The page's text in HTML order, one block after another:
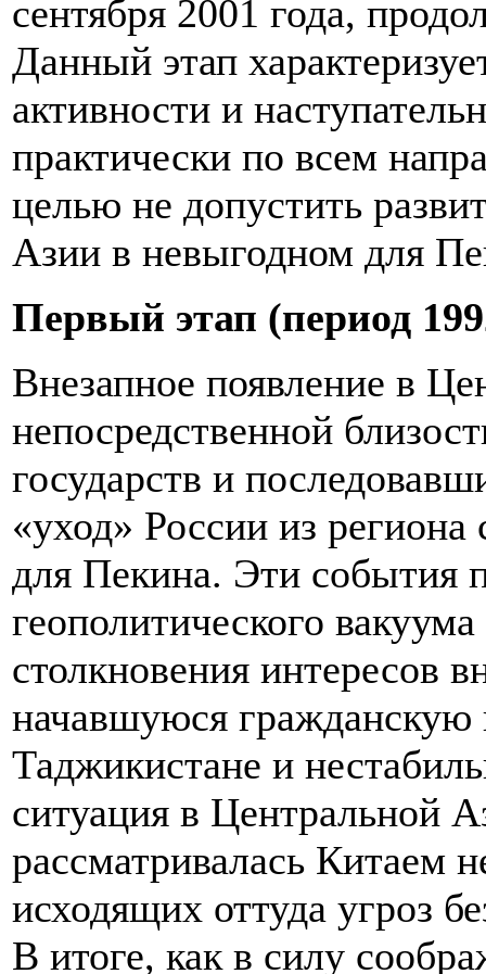
сентября 2001 года,
Данный этап
активности и
практически по всем
целью не допустить
Азии в невыгодном для
Первый этап (период
Внезапное появление в
непосредственной
государств и
«уход» России из
для Пекина. Эти события
геополитического
столкновения интересов
начавшуюся гражданскую
Таджикистане и
ситуация в Центральной
рассматривалась Китаем
исходящих оттуда угроз
В итоге, как в силу